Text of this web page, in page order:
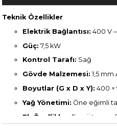
Teknik Özellikler
Elektrik Bağlantısı: 400 V
Güç: 7,5 kW
Kontrol Tarafı: Sağ
Gövde Malzemesi: 1,5
Boyutlar (G x D x Y): 400 ×
Yağ Yönetimi: Öne eğimli
Ek Özellikler:
Enerji
hijyenik yapı